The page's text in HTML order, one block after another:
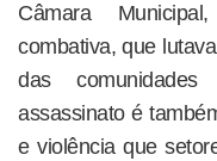
Câmara
combativa, que
das
assassinato é
e violência que